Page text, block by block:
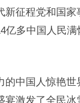
新征程党和国家
亿多中国人民
的中国人惊艳世
宴激发了全民冰